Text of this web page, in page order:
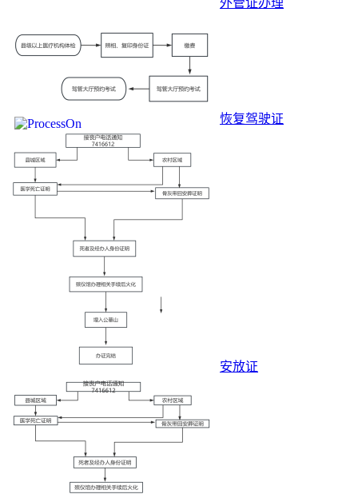
恢复驾驶证
安放证